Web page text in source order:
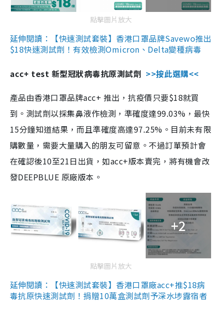
點擊圖片放大
延伸閱讀：【快速測試套裝】香港口罩品牌Savewo推出
$18快速測試劑！有效檢測Omicron、Delta變種病毒
acc+ test 新型冠狀病毒抗原測試劑 >>按此選購<<
產品由香港口罩品牌acc+ 推出，抗疫價只要$18就買
到。測試劑以採集鼻液作檢測，準確度達99.03%，最快
15分鐘知道結果，而且準確度高達97.25%。目前未有限
購數量，需要大量購入的朋友可留意。不過訂單預計會
在確認後10至21日出貨，如acc+版本賣完，將有機會改
發DEEPBLUE 原廠版本。
+2
點擊圖片放大
延伸閱讀：【快速測試套裝】香港口罩廠acc+推$18病
毒抗原快速測試劑！捐贈10萬盒測試劑予深水埗露宿者